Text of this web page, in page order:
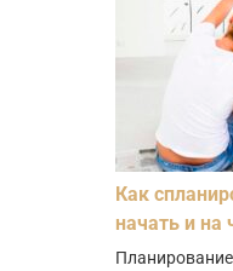
Как
начать и на